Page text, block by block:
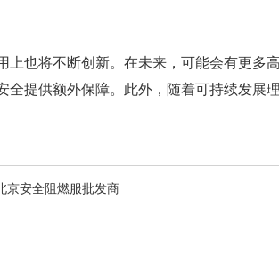
上也将不断创新。在未来，可能会有更
提供额外保障。此外，随着可持续发
京安全阻燃服批发商